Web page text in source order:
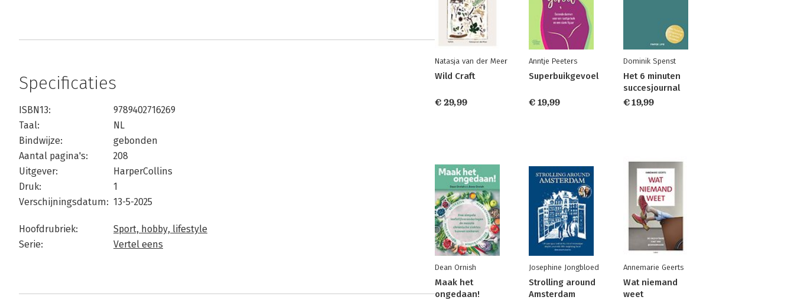
Specificaties
ISBN13:
9789402716269
Taal:
NL
Bindwijze:
gebonden
Aantal pagina's:
208
Uitgever:
HarperCollins
Druk:
1
Verschijningsdatum: 13-5-2025
Hoofdrubriek:
Sport, hobby, lifestyle
Serie:
Vertel eens
Natasja van der Meer
Wild Craft
€ 29,99
Anntje Peeters
Superbuikgevoel
€ 19,99
Dominik Spenst
Het 6 minuten
succesjournal
€ 19,99
Dean Ornish
Maak het
ongedaan!
Josephine Jongbloed
Strolling around
Amsterdam
Annemarie Geerts
Wat niemand
weet